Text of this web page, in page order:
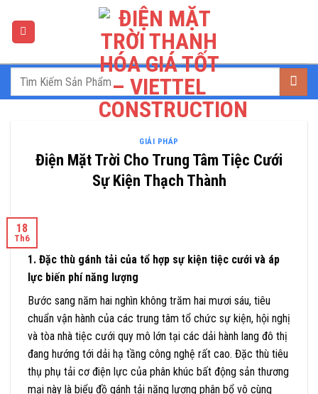
content
GIẢI PHÁP
Điện Mặt Trời Cho Trung Tâm Tiệc Cưới
Sự Kiện Thạch Thành
18
Th6
1. Đặc thù gánh tải của tổ hợp sự kiện tiệc cưới và áp
lực biến phí năng lượng
Bước sang năm hai nghìn không trăm hai mươi sáu, tiêu
chuẩn vận hành của các trung tâm tổ chức sự kiện, hội nghị
và tòa nhà tiệc cưới quy mô lớn tại các dải hành lang đô thị
đang hướng tới dải hạ tầng công nghệ rất cao. Đặc thù tiêu
thụ phụ tải cơ điện lực của phân khúc bất động sản thương
mại này là biểu đồ gánh tải năng lượng phân bổ vô cùng